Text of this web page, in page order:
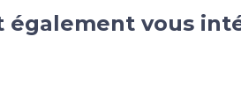
également vous